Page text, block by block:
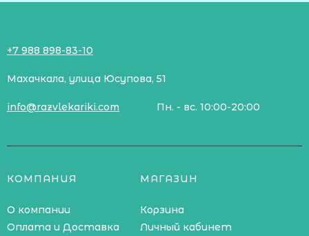
+7 988 898-83-10
Махачкала, улица Юсупова, 51
info@razvlekariki.com Пн. - вс. 10:00-20:00
КОМПАНИЯ
О компании
Оплата и Доставка
МАГАЗИН
Корзина
Личный кабинет